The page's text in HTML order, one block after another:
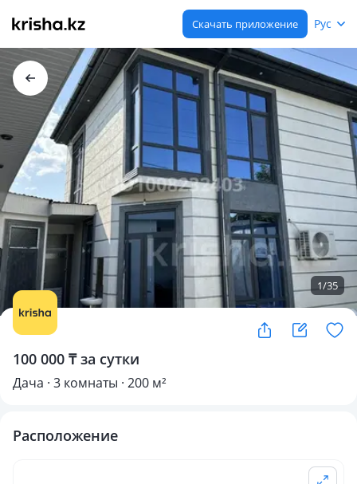
Скачать приложение Рус
1/35
100 000 ₸ за сутки
Дача · 3 комнаты · 200 м²
Расположение